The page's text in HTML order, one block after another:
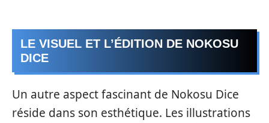
LE VISUEL ET L’ÉDITION DE NOKOSU
DICE
Un autre aspect fascinant de Nokosu Dice
réside dans son esthétique. Les illustrations